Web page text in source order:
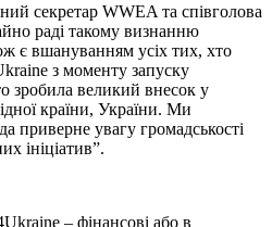
секретар WWEA та співголова
раді такому визнанню
є вшануванням усіх тих, хто
з моменту запуску
зробила великий внесок у
країни, України. Ми
приверне увагу громадськості
ініціатив”.
– фінансові або в